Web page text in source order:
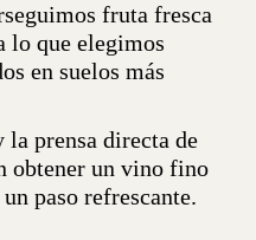
fruta fresca
lo que elegimos
en suelos más
prensa directa de
obtener un vino fino
paso refrescante.